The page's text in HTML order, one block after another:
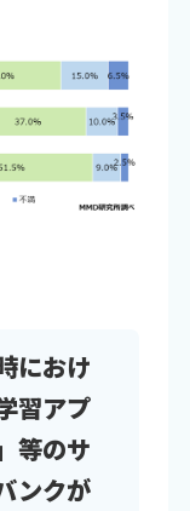
におけ
習アプ
等のサ
ンクが